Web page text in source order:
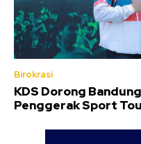
Birokrasi
KDS Dorong
Penggerak Sport